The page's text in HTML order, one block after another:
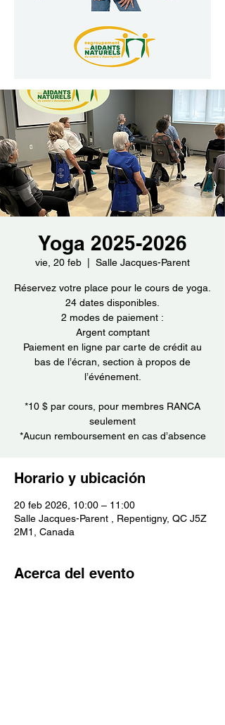
Yoga 2025-2026
vie, 20 feb Salle Jacques-Parent
Réservez votre place pour le cours de yoga.
24 dates disponibles.
2 modes de paiement :
Argent comptant
Paiement en ligne par carte de crédit au
bas de l’écran, section à propos de
l’événement.
*10 $ par cours, pour membres RANCA
seulement
*Aucun remboursement en cas d’absence
Horario y ubicación
20 feb 2026, 10:00 – 11:00
Salle Jacques-Parent , Repentigny, QC J5Z
2M1, Canada
Acerca del evento